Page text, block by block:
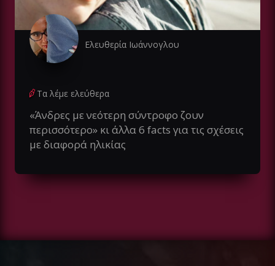
Ελευθερία Ιωάννογλου
Τα λέμε ελεύθερα
«Άνδρες με νεότερη σύντροφο ζουν
περισσότερο» κι άλλα 6 facts για τις σχέσεις
με διαφορά ηλικίας